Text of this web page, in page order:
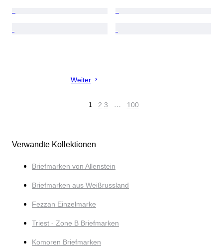
Weiter
1 2 3 … 100
Verwandte Kollektionen
Briefmarken von Allenstein
Briefmarken aus Weißrussland
Fezzan Einzelmarke
Triest - Zone B Briefmarken
Komoren Briefmarken